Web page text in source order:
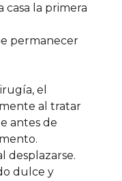
casa la primera
permanecer
el
al tratar
antes de
desplazarse.
dulce y